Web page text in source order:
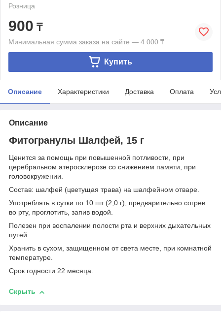
Розница
900 ₸
Минимальная сумма заказа на сайте — 4 000 ₸
Купить
Описание Характеристики Доставка Оплата
Описание
Фитогранулы Шалфей, 15 г
Ценится за помощь при повышенной потливости, при
церебральном атеросклерозе со снижением памяти, при
головокружении.
Состав: шалфей (цветущая трава) на шалфейном отваре.
Употреблять в сутки по 10 шт (2,0 г), предварительно согрев
во рту, проглотить, запив водой.
Полезен при воспалении полости рта и верхних дыхательных
путей.
Хранить в сухом, защищенном от света месте, при комнатной
температуре.
Срок годности 22 месяца.
Скрыть